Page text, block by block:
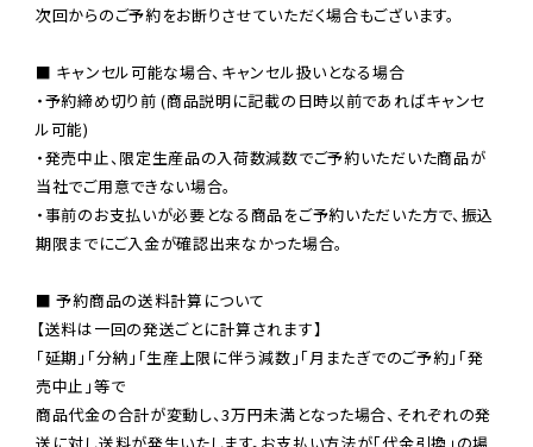
次回からのご予約をお断りさせていただく場合もございます。
■ キャンセル可能な場合、キャンセル扱いとなる場合
・予約締め切り前 (商品説明に記載の日時以前であればキャンセ
ル可能)
・発売中止、限定生産品の入荷数減数でご予約いただいた商品が
当社でご用意できない場合。
・事前のお支払いが必要となる商品をご予約いただいた方で、振込
期限までにご入金が確認出来なかった場合。
■ 予約商品の送料計算について
【送料は一回の発送ごとに計算されます】
「延期」「分納」「生産上限に伴う減数」「月またぎでのご予約」「発
売中止」等で
商品代金の合計が変動し、3万円未満となった場合、それぞれの発